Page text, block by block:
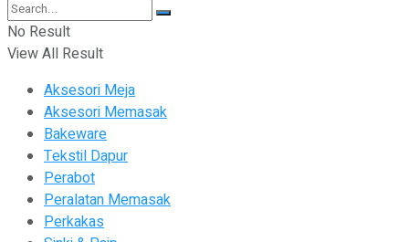
No Result
View All Result
Aksesori Meja
Aksesori Memasak
Bakeware
Tekstil Dapur
Perabot
Peralatan Memasak
Perkakas